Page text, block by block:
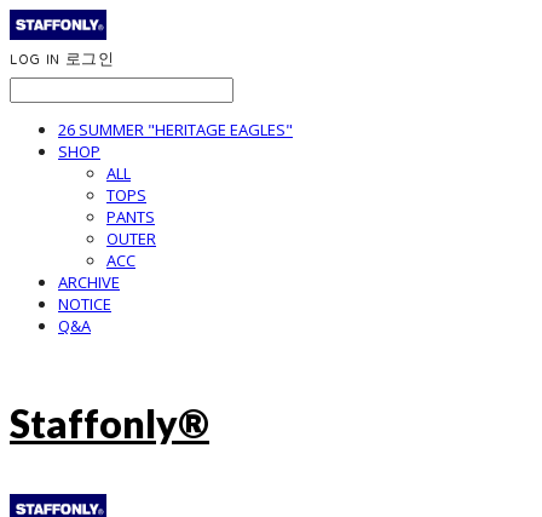
LOG IN 로그인
26 SUMMER "HERITAGE EAGLES"
SHOP
ALL
TOPS
PANTS
OUTER
ACC
ARCHIVE
NOTICE
Q&A
Staffonly®